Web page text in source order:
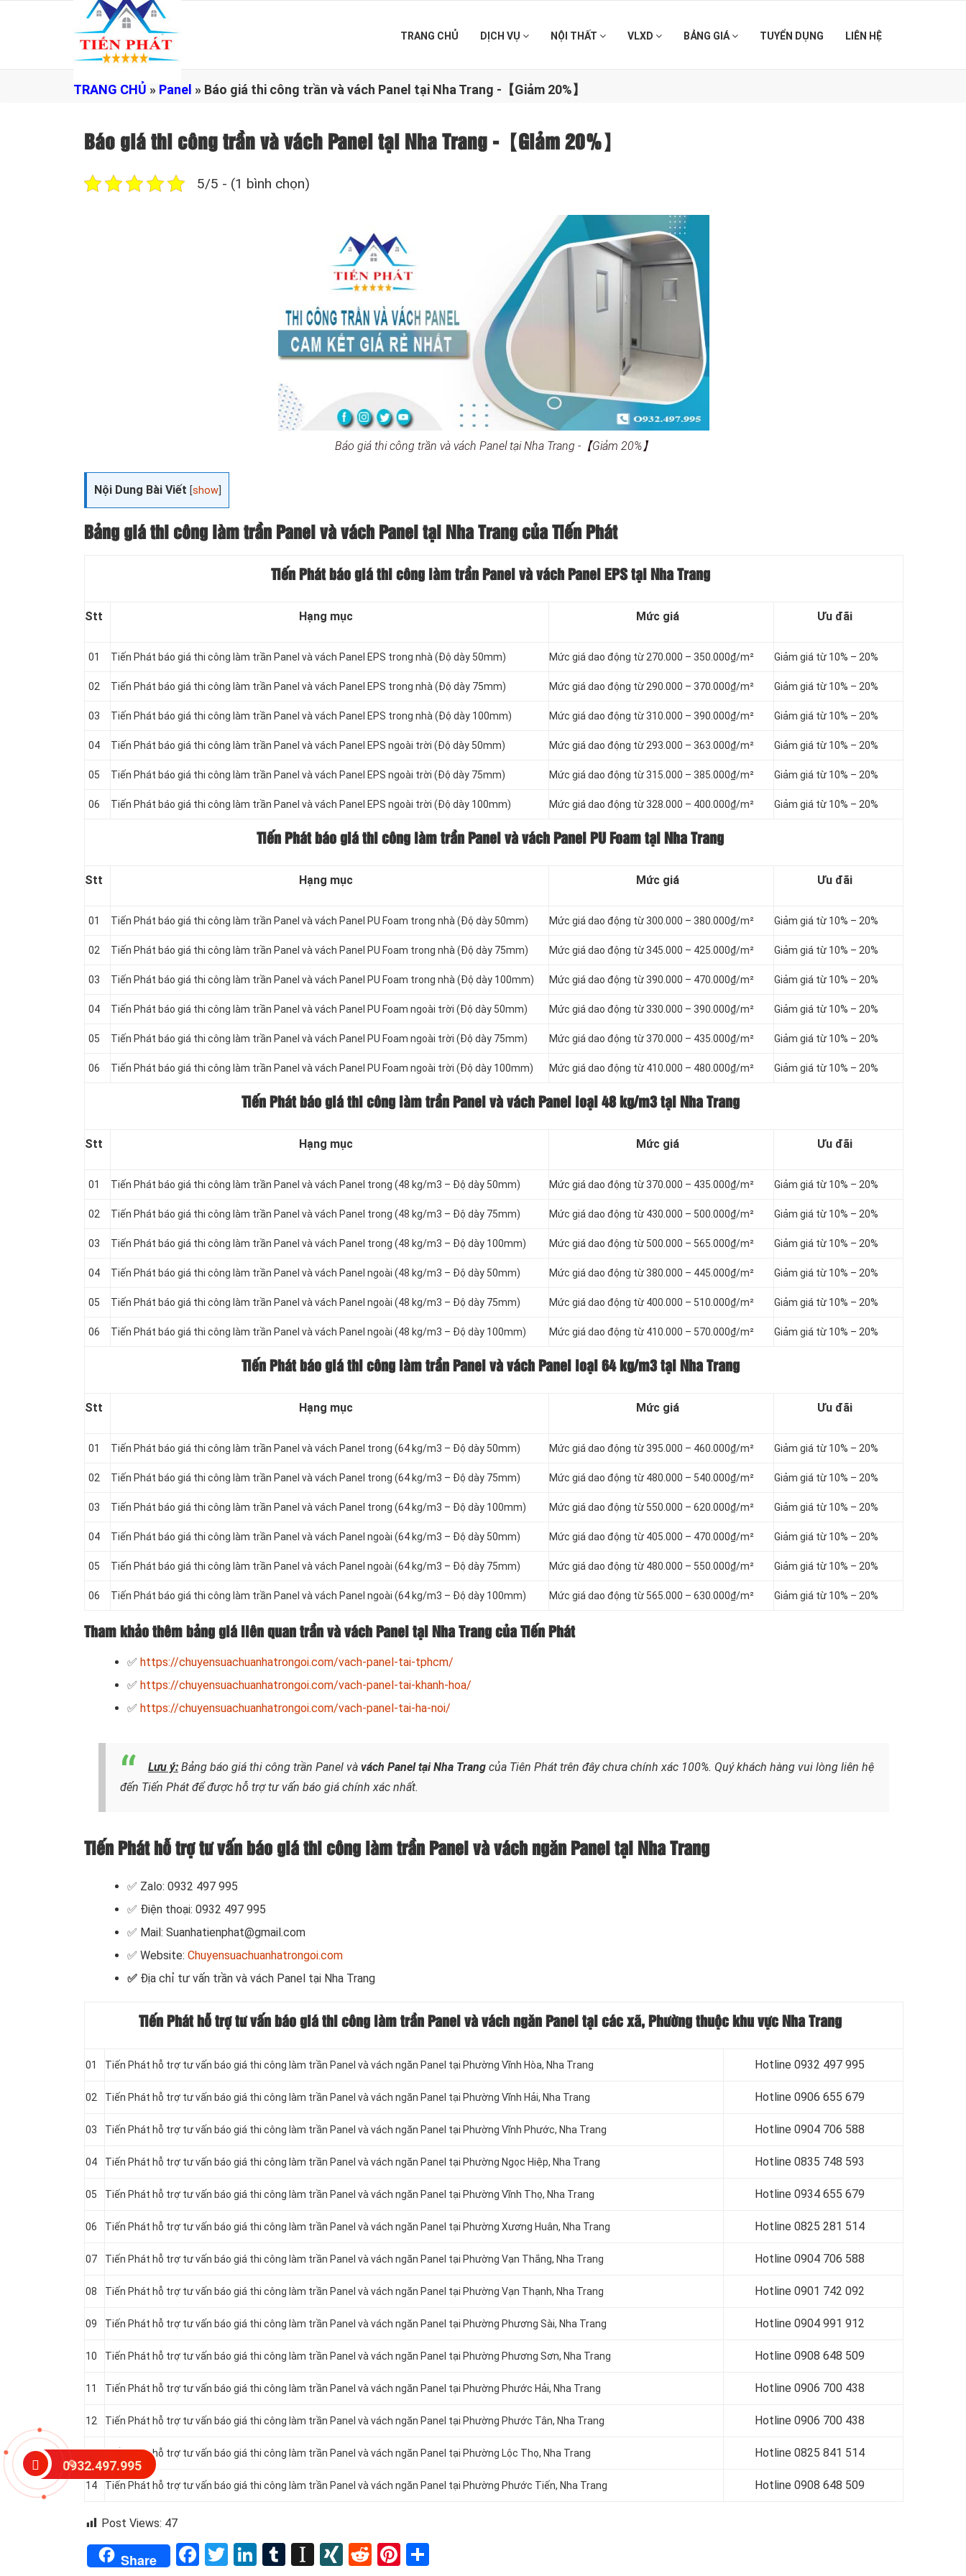
TRANG CHỦ DỊCH VỤ NỘI THẤT VLXD BẢNG GIÁ TUYỂN DỤNG LIÊN HỆ
TRANG CHỦ » Panel » Báo giá thi công trần và vách Panel tại Nha Trang -【Giảm 20%】
Báo giá thi công trần và vách Panel tại Nha Trang -【Giảm 20%】
5/5 - (1 bình chọn)
Báo giá thi công trần và vách Panel tại Nha Trang -【Giảm 20%】
Nội Dung Bài Viết [show
Bảng giá thi công làm trần Panel và vách Panel tại Nha Trang của Tiến Phát
Tiến Phát báo giá thi công làm trần Panel và vách Panel EPS tại Nha Trang
Stt Hạng mục Mức giá Ưu đãi
01 Tiến Phát báo giá thi công làm trần Panel và vách Panel EPS trong nhà (Độ dày 50mm) Mức giá dao động từ 270.000 – 350.000₫/m² Giảm giá từ 10% – 20%
02 Tiến Phát báo giá thi công làm trần Panel và vách Panel EPS trong nhà (Độ dày 75mm) Mức giá dao động từ 290.000 – 370.000₫/m² Giảm giá từ 10% – 20%
03 Tiến Phát báo giá thi công làm trần Panel và vách Panel EPS trong nhà (Độ dày 100mm) Mức giá dao động từ 310.000 – 390.000₫/m² Giảm giá từ 10% – 20%
04 Tiến Phát báo giá thi công làm trần Panel và vách Panel EPS ngoài trời (Độ dày 50mm) Mức giá dao động từ 293.000 – 363.000₫/m² Giảm giá từ 10% – 20%
05 Tiến Phát báo giá thi công làm trần Panel và vách Panel EPS ngoài trời (Độ dày 75mm) Mức giá dao động từ 315.000 – 385.000₫/m² Giảm giá từ 10% – 20%
06 Tiến Phát báo giá thi công làm trần Panel và vách Panel EPS ngoài trời (Độ dày 100mm) Mức giá dao động từ 328.000 – 400.000₫/m² Giảm giá từ 10% – 20%
Tiến Phát báo giá thi công làm trần Panel và vách Panel PU Foam tại Nha Trang
Stt Hạng mục Mức giá Ưu đãi
01 Tiến Phát báo giá thi công làm trần Panel và vách Panel PU Foam trong nhà (Độ dày 50mm) Mức giá dao động từ 300.000 – 380.000₫/m² Giảm giá từ 10% – 20%
02 Tiến Phát báo giá thi công làm trần Panel và vách Panel PU Foam trong nhà (Độ dày 75mm) Mức giá dao động từ 345.000 – 425.000₫/m² Giảm giá từ 10% – 20%
03 Tiến Phát báo giá thi công làm trần Panel và vách Panel PU Foam trong nhà (Độ dày 100mm) Mức giá dao động từ 390.000 – 470.000₫/m² Giảm giá từ 10% – 20%
04 Tiến Phát báo giá thi công làm trần Panel và vách Panel PU Foam ngoài trời (Độ dày 50mm) Mức giá dao động từ 330.000 – 390.000₫/m² Giảm giá từ 10% – 20%
05 Tiến Phát báo giá thi công làm trần Panel và vách Panel PU Foam ngoài trời (Độ dày 75mm) Mức giá dao động từ 370.000 – 435.000₫/m² Giảm giá từ 10% – 20%
06 Tiến Phát báo giá thi công làm trần Panel và vách Panel PU Foam ngoài trời (Độ dày 100mm) Mức giá dao động từ 410.000 – 480.000₫/m² Giảm giá từ 10% – 20%
Tiến Phát báo giá thi công làm trần Panel và vách Panel loại 48 kg/m3 tại Nha Trang
Stt Hạng mục Mức giá Ưu đãi
01 Tiến Phát báo giá thi công làm trần Panel và vách Panel trong (48 kg/m3 – Độ dày 50mm) Mức giá dao động từ 370.000 – 435.000₫/m² Giảm giá từ 10% – 20%
02 Tiến Phát báo giá thi công làm trần Panel và vách Panel trong (48 kg/m3 – Độ dày 75mm) Mức giá dao động từ 430.000 – 500.000₫/m² Giảm giá từ 10% – 20%
03 Tiến Phát báo giá thi công làm trần Panel và vách Panel trong (48 kg/m3 – Độ dày 100mm) Mức giá dao động từ 500.000 – 565.000₫/m² Giảm giá từ 10% – 20%
04 Tiến Phát báo giá thi công làm trần Panel và vách Panel ngoài (48 kg/m3 – Độ dày 50mm) Mức giá dao động từ 380.000 – 445.000₫/m² Giảm giá từ 10% – 20%
05 Tiến Phát báo giá thi công làm trần Panel và vách Panel ngoài (48 kg/m3 – Độ dày 75mm) Mức giá dao động từ 400.000 – 510.000₫/m² Giảm giá từ 10% – 20%
06 Tiến Phát báo giá thi công làm trần Panel và vách Panel ngoài (48 kg/m3 – Độ dày 100mm) Mức giá dao động từ 410.000 – 570.000₫/m² Giảm giá từ 10% – 20%
Tiến Phát báo giá thi công làm trần Panel và vách Panel loại 64 kg/m3 tại Nha Trang
Stt Hạng mục Mức giá Ưu đãi
01 Tiến Phát báo giá thi công làm trần Panel và vách Panel trong (64 kg/m3 – Độ dày 50mm) Mức giá dao động từ 395.000 – 460.000₫/m² Giảm giá từ 10% – 20%
02 Tiến Phát báo giá thi công làm trần Panel và vách Panel trong (64 kg/m3 – Độ dày 75mm) Mức giá dao động từ 480.000 – 540.000₫/m² Giảm giá từ 10% – 20%
03 Tiến Phát báo giá thi công làm trần Panel và vách Panel trong (64 kg/m3 – Độ dày 100mm) Mức giá dao động từ 550.000 – 620.000₫/m² Giảm giá từ 10% – 20%
04 Tiến Phát báo giá thi công làm trần Panel và vách Panel ngoài (64 kg/m3 – Độ dày 50mm) Mức giá dao động từ 405.000 – 470.000₫/m² Giảm giá từ 10% – 20%
05 Tiến Phát báo giá thi công làm trần Panel và vách Panel ngoài (64 kg/m3 – Độ dày 75mm) Mức giá dao động từ 480.000 – 550.000₫/m² Giảm giá từ 10% – 20%
06 Tiến Phát báo giá thi công làm trần Panel và vách Panel ngoài (64 kg/m3 – Độ dày 100mm) Mức giá dao động từ 565.000 – 630.000₫/m² Giảm giá từ 10% – 20%
Tham khảo thêm bảng giá liên quan trần và vách Panel tại Nha Trang của Tiến Phát
✅ https://chuyensuachuanhatrongoi.com/vach-panel-tai-tphcm/
✅ https://chuyensuachuanhatrongoi.com/vach-panel-tai-khanh-hoa/
✅ https://chuyensuachuanhatrongoi.com/vach-panel-tai-ha-noi/
Lưu ý: Bảng báo giá thi công trần Panel và vách Panel tại Nha Trang của Tiên Phát trên đây chưa chính xác 100%. Quý khách hàng vui lòng liên hệ
đến Tiến Phát để được hỗ trợ tư vấn báo giá chính xác nhất.
Tiến Phát hỗ trợ tư vấn báo giá thi công làm trần Panel và vách ngăn Panel tại Nha Trang
✅ Zalo: 0932 497 995
✅ Điện thoại: 0932 497 995
✅ Mail: Suanhatienphat@gmail.com
✅ Website: Chuyensuachuanhatrongoi.com
✅ Địa chỉ tư vấn trần và vách Panel tại Nha Trang
Tiến Phát hỗ trợ tư vấn báo giá thi công làm trần Panel và vách ngăn Panel tại các xã, Phường thuộc khu vực Nha Trang
01 Tiến Phát hỗ trợ tư vấn báo giá thi công làm trần Panel và vách ngăn Panel tại Phường Vĩnh Hòa, Nha Trang Hotline 0932 497 995
02 Tiến Phát hỗ trợ tư vấn báo giá thi công làm trần Panel và vách ngăn Panel tại Phường Vĩnh Hải, Nha Trang Hotline 0906 655 679
03 Tiến Phát hỗ trợ tư vấn báo giá thi công làm trần Panel và vách ngăn Panel tại Phường Vĩnh Phước, Nha Trang Hotline 0904 706 588
04 Tiến Phát hỗ trợ tư vấn báo giá thi công làm trần Panel và vách ngăn Panel tại Phường Ngọc Hiệp, Nha Trang Hotline 0835 748 593
05 Tiến Phát hỗ trợ tư vấn báo giá thi công làm trần Panel và vách ngăn Panel tại Phường Vĩnh Thọ, Nha Trang Hotline 0934 655 679
06 Tiến Phát hỗ trợ tư vấn báo giá thi công làm trần Panel và vách ngăn Panel tại Phường Xương Huân, Nha Trang Hotline 0825 281 514
07 Tiến Phát hỗ trợ tư vấn báo giá thi công làm trần Panel và vách ngăn Panel tại Phường Vạn Thắng, Nha Trang Hotline 0904 706 588
08 Tiến Phát hỗ trợ tư vấn báo giá thi công làm trần Panel và vách ngăn Panel tại Phường Vạn Thạnh, Nha Trang Hotline 0901 742 092
09 Tiến Phát hỗ trợ tư vấn báo giá thi công làm trần Panel và vách ngăn Panel tại Phường Phương Sài, Nha Trang Hotline 0904 991 912
10 Tiến Phát hỗ trợ tư vấn báo giá thi công làm trần Panel và vách ngăn Panel tại Phường Phương Sơn, Nha Trang Hotline 0908 648 509
11 Tiến Phát hỗ trợ tư vấn báo giá thi công làm trần Panel và vách ngăn Panel tại Phường Phước Hải, Nha Trang Hotline 0906 700 438
12 Tiến Phát hỗ trợ tư vấn báo giá thi công làm trần Panel và vách ngăn Panel tại Phường Phước Tân, Nha Trang Hotline 0906 700 438
13 Tiến Phát hỗ trợ tư vấn báo giá thi công làm trần Panel và vách ngăn Panel tại Phường Lộc Thọ, Nha Trang Hotline 0825 841 514
14 Tiến Phát hỗ trợ tư vấn báo giá thi công làm trần Panel và vách ngăn Panel tại Phường Phước Tiến, Nha Trang Hotline 0908 648 509
Post Views: 47
Share Facebook
TwitterLinkedIn
Tumblr
Instapaper
XINGRedditPinterest
0932.497.995